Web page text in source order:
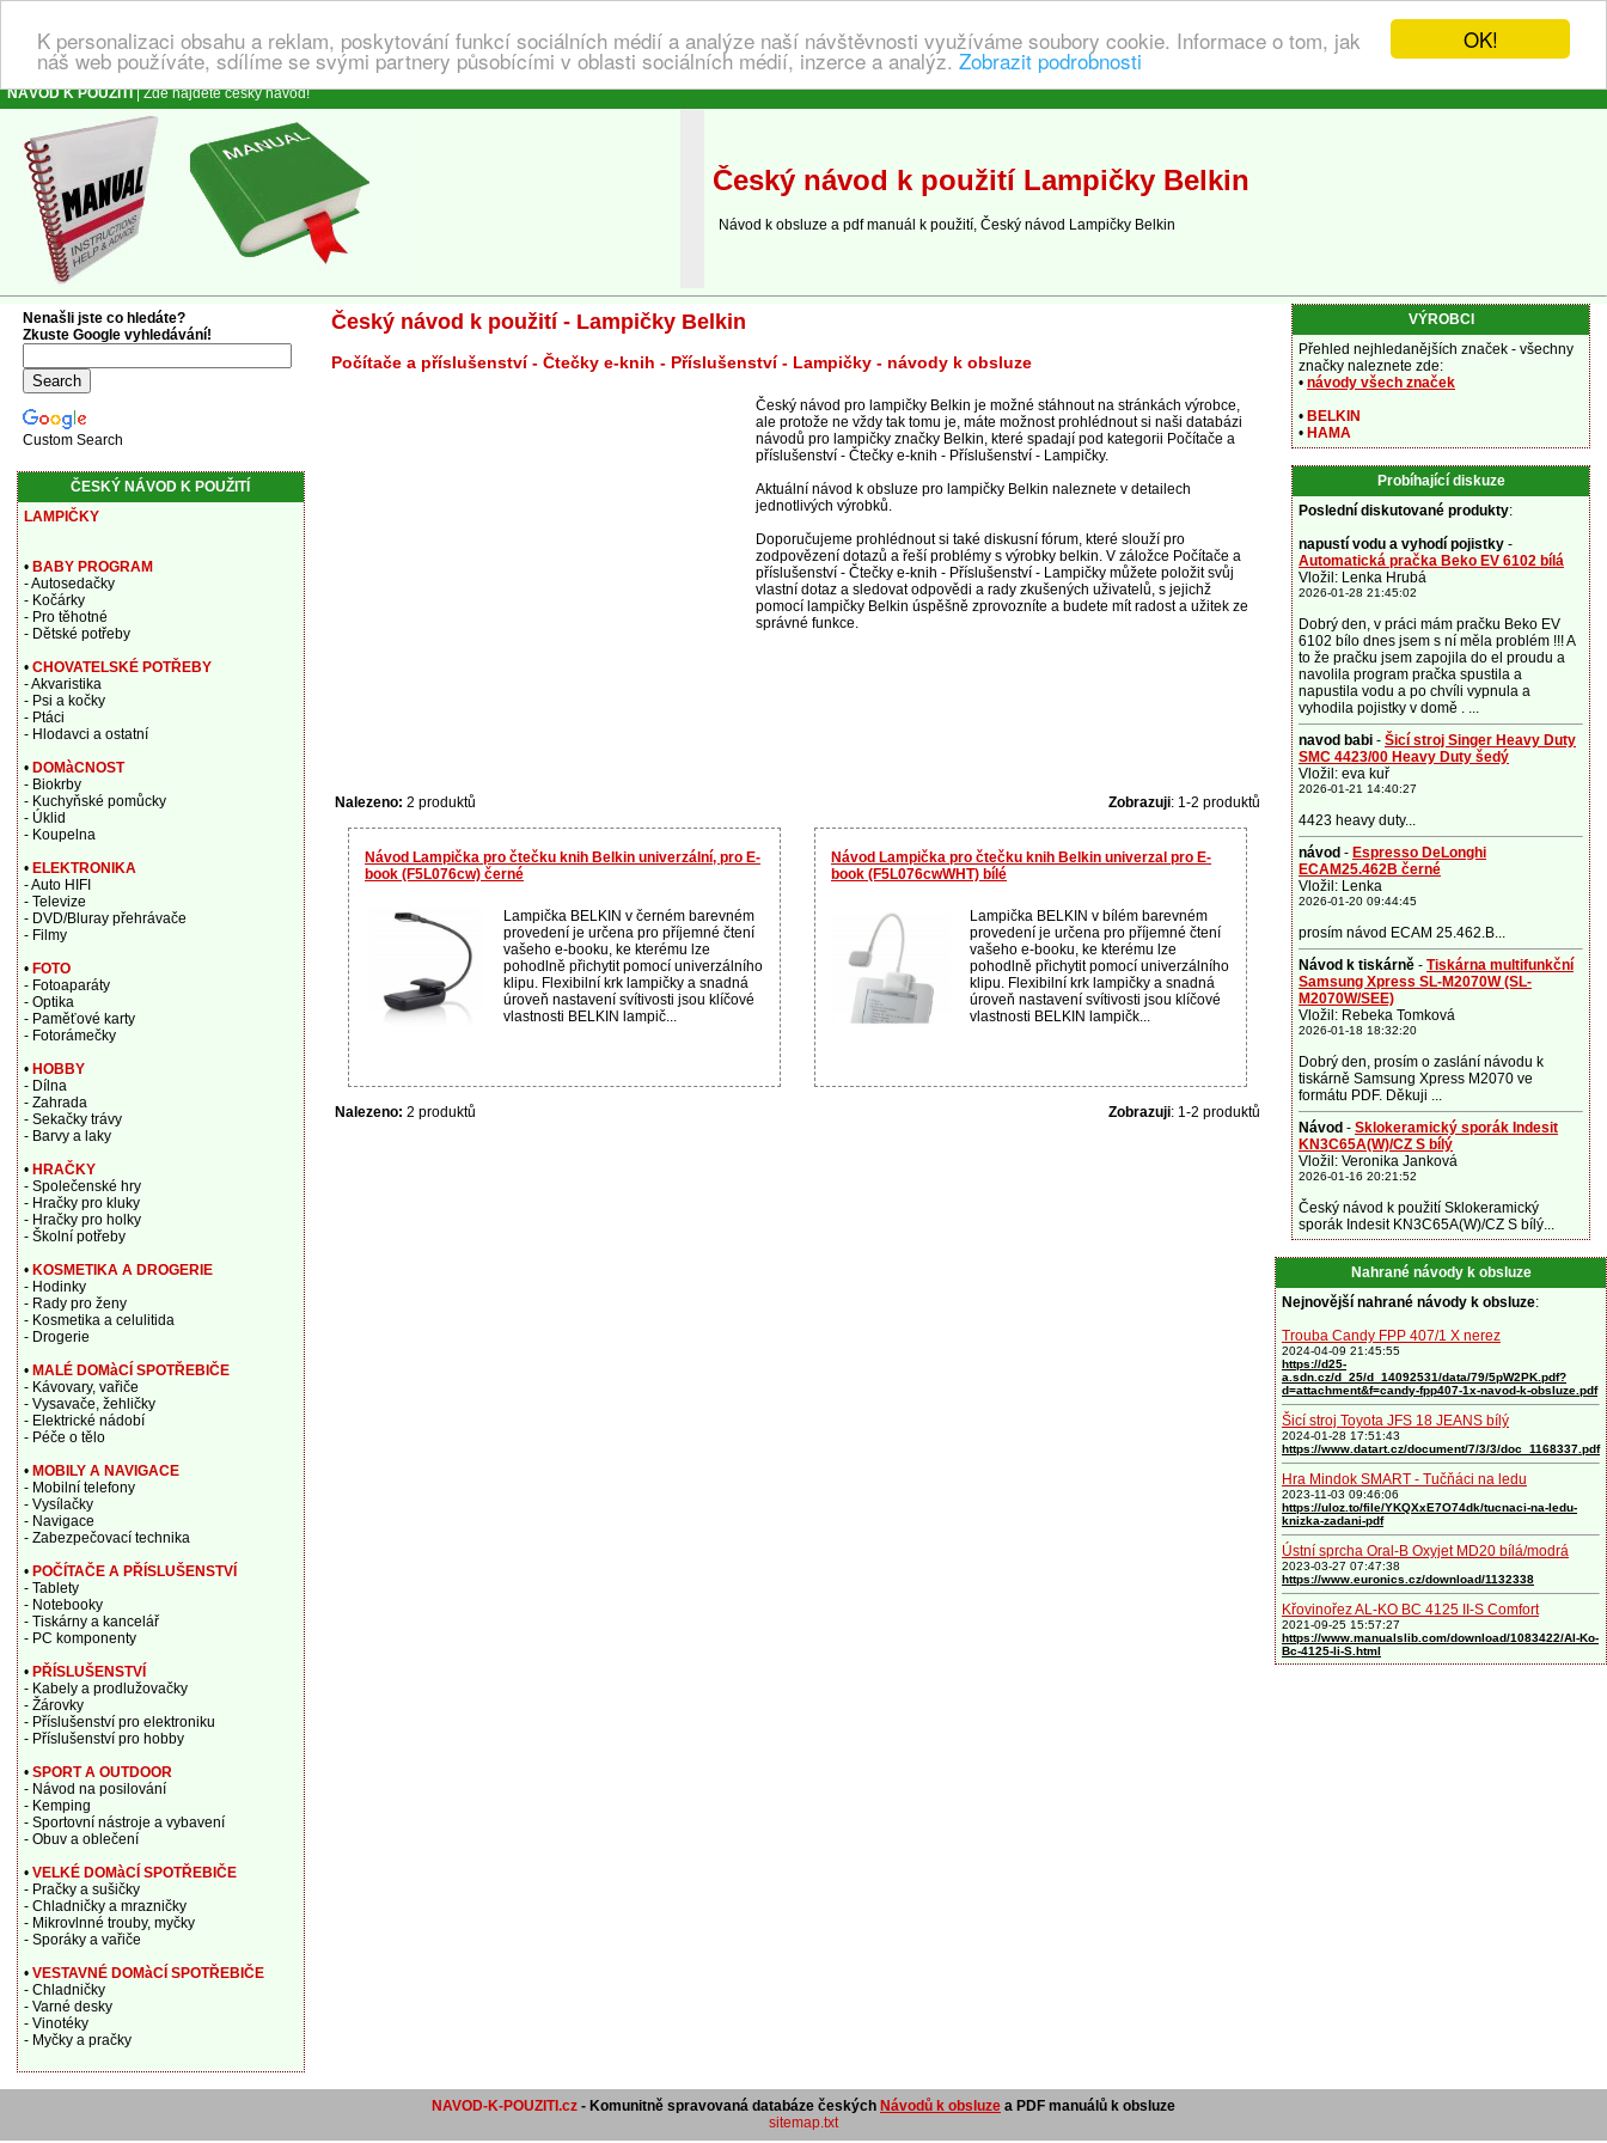
OK!
K personalizaci obsahu a reklam, poskytování funkcí sociálních médií a analýze naší návštěvnosti využíváme soubory cookie. Informace o tom, jak
náš web používáte, sdílíme se svými partnery působícími v oblasti sociálních médií, inzerce a analýz. Zobrazit podrobnosti
NÁVOD K POUŽITÍ| Zde najdete český návod!
Český návod k použití Lampičky Belkin
Návod k obsluze a pdf manuál k použití, Český návod Lampičky Belkin
Český návod k použití - Lampičky Belkin
Počítače a příslušenství - Čtečky e-knih - Příslušenství - Lampičky - návody k obsluze
Český návod pro lampičky Belkin je možné stáhnout na stránkách výrobce,
ale protože ne vždy tak tomu je, máte možnost prohlédnout si naši databázi
návodů pro lampičky značky Belkin, které spadají pod kategorii Počítače a
příslušenství - Čtečky e-knih - Příslušenství - Lampičky.
Aktuální návod k obsluze pro lampičky Belkin naleznete v detailech
jednotlivých výrobků.
Doporučujeme prohlédnout si také diskusní fórum, které slouží pro
zodpovězení dotazů a řeší problémy s výrobky belkin. V záložce Počítače a
příslušenství - Čtečky e-knih - Příslušenství - Lampičky můžete položit svůj
vlastní dotaz a sledovat odpovědi a rady zkušených uživatelů, s jejichž
pomocí lampičky Belkin úspěšně zprovozníte a budete mít radost a užitek ze
správné funkce.
Nalezeno: 2 produktů Zobrazuji: 1-2 produktů
Návod Lampička pro čtečku knih Belkin univerzální, pro E-
book (F5L076cw) černé
Lampička BELKIN v černém barevném
provedení je určena pro příjemné čtení
vašeho e-booku, ke kterému lze
pohodlně přichytit pomocí univerzálního
klipu. Flexibilní krk lampičky a snadná
úroveň nastavení svítivosti jsou klíčové
vlastnosti BELKIN lampič...
Návod Lampička pro čtečku knih Belkin univerzal pro E-
book (F5L076cwWHT) bílé
Lampička BELKIN v bílém barevném
provedení je určena pro příjemné čtení
vašeho e-booku, ke kterému lze
pohodlně přichytit pomocí univerzálního
klipu. Flexibilní krk lampičky a snadná
úroveň nastavení svítivosti jsou klíčové
vlastnosti BELKIN lampičk...
Nalezeno: 2 produktů Zobrazuji: 1-2 produktů
Nenašli jste co hledáte?
Zkuste Google vyhledávání!
Custom Search
ČESKÝ NÁVOD K POUŽITÍ
LAMPIČKY
• BABY PROGRAM
- Autosedačky
- Kočárky
- Pro těhotné
- Dětské potřeby
• CHOVATELSKÉ POTŘEBY
- Akvaristika
- Psi a kočky
- Ptáci
- Hlodavci a ostatní
• DOMàCNOST
- Biokrby
- Kuchyňské pomůcky
- Úklid
- Koupelna
• ELEKTRONIKA
- Auto HIFI
- Televize
- DVD/Bluray přehrávače
- Filmy
• FOTO
- Fotoaparáty
- Optika
- Paměťové karty
- Fotorámečky
• HOBBY
- Dílna
- Zahrada
- Sekačky trávy
- Barvy a laky
• HRAČKY
- Společenské hry
- Hračky pro kluky
- Hračky pro holky
- Školní potřeby
• KOSMETIKA A DROGERIE
- Hodinky
- Rady pro ženy
- Kosmetika a celulitida
- Drogerie
• MALÉ DOMàCÍ SPOTŘEBIČE
- Kávovary, vařiče
- Vysavače, žehličky
- Elektrické nádobí
- Péče o tělo
• MOBILY A NAVIGACE
- Mobilní telefony
- Vysílačky
- Navigace
- Zabezpečovací technika
• POČÍTAČE A PŘÍSLUŠENSTVÍ
- Tablety
- Notebooky
- Tiskárny a kancelář
- PC komponenty
• PŘÍSLUŠENSTVÍ
- Kabely a prodlužovačky
- Žárovky
- Příslušenství pro elektroniku
- Příslušenství pro hobby
• SPORT A OUTDOOR
- Návod na posilování
- Kemping
- Sportovní nástroje a vybavení
- Obuv a oblečení
• VELKÉ DOMàCÍ SPOTŘEBIČE
- Pračky a sušičky
- Chladničky a mrazničky
- Mikrovlnné trouby, myčky
- Sporáky a vařiče
• VESTAVNÉ DOMàCÍ SPOTŘEBIČE
- Chladničky
- Varné desky
- Vinotéky
- Myčky a pračky
VÝROBCI
Přehled nejhledanějších značek - všechny
značky naleznete zde:
• návody všech značek
• BELKIN
• HAMA
Probíhající diskuze
Poslední diskutované produkty:
napustí vodu a vyhodí pojistky -
Automatická pračka Beko EV 6102 bílá
Vložil: Lenka Hrubá
2026-01-28 21:45:02
Dobrý den, v práci mám pračku Beko EV
6102 bílo dnes jsem s ní měla problém !!! A
to že pračku jsem zapojila do el proudu a
navolila program pračka spustila a
napustila vodu a po chvíli vypnula a
vyhodila pojistky v domě . ...
navod babi - Šicí stroj Singer Heavy Duty
SMC 4423/00 Heavy Duty šedý
Vložil: eva kuř
2026-01-21 14:40:27
4423 heavy duty...
návod - Espresso DeLonghi
ECAM25.462B černé
Vložil: Lenka
2026-01-20 09:44:45
prosím návod ECAM 25.462.B...
Návod k tiskárně - Tiskárna multifunkční
Samsung Xpress SL-M2070W (SL-
M2070W/SEE)
Vložil: Rebeka Tomková
2026-01-18 18:32:20
Dobrý den, prosím o zaslání návodu k
tiskárně Samsung Xpress M2070 ve
formátu PDF. Děkuji ...
Návod - Sklokeramický sporák Indesit
KN3C65A(W)/CZ S bílý
Vložil: Veronika Janková
2026-01-16 20:21:52
Český návod k použití Sklokeramický
sporák Indesit KN3C65A(W)/CZ S bílý...
Nahrané návody k obsluze
Nejnovější nahrané návody k obsluze:
Trouba Candy FPP 407/1 X nerez
2024-04-09 21:45:55
https://d25-
a.sdn.cz/d_25/d_14092531/data/79/5pW2PK.pdf?
d=attachment&f=candy-fpp407-1x-navod-k-obsluze.pdf
Šicí stroj Toyota JFS 18 JEANS bílý
2024-01-28 17:51:43
https://www.datart.cz/document/7/3/3/doc_1168337.pdf
Hra Mindok SMART - Tučňáci na ledu
2023-11-03 09:46:06
https://uloz.to/file/YKQXxE7O74dk/tucnaci-na-ledu-
knizka-zadani-pdf
Ústní sprcha Oral-B Oxyjet MD20 bílá/modrá
2023-03-27 07:47:38
https://www.euronics.cz/download/1132338
Křovinořez AL-KO BC 4125 II-S Comfort
2021-09-25 15:57:27
https://www.manualslib.com/download/1083422/Al-Ko-
Bc-4125-Ii-S.html
NAVOD-K-POUZITI.cz - Komunitně spravovaná databáze českých Návodů k obsluze a PDF manuálů k obsluze
sitemap.txt